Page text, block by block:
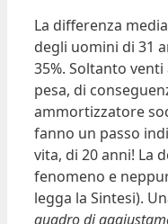
La differenza
degli uomini di 31
35%. Soltanto
pesa, di
ammortizzatore
fanno un passo
vita, di 20 anni! La
fenomeno e
legga la Sintesi).
quadro di